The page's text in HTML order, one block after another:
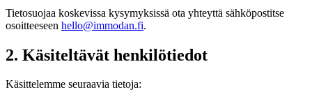
Tietosuojaa koskevissa kysymyksissä ota yhteyttä sähköpostitse
osoitteeseen hello@immodan.fi.
2. Käsiteltävät henkilötiedot
Käsittelemme seuraavia tietoja: